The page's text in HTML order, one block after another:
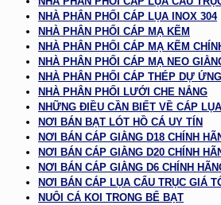
NHÀ PHÂN PHỐI CÁP LỤA INOX 304
NHÀ PHÂN PHỐI CÁP MẠ KẼM
NHÀ PHÂN PHỐI CÁP MẠ KẼM
NHÀ PHÂN PHỐI CÁP MẠ NEO
NHÀ PHÂN PHỐI CÁP THÉP DỰ
NHÀ PHÂN PHỐI LƯỚI CHE NẮNG
NHỮNG ĐIỀU CẦN BIẾT VỀ CÁP
NƠI BÁN BẠT LÓT HỒ CÁ UY TÍN
NƠI BÁN CÁP GIẰNG D18 CHÍNH
NƠI BÁN CÁP GIẰNG D20 CHÍNH
NƠI BÁN CÁP GIẰNG D6 CHÍNH
NƠI BÁN CÁP LỤA CẨU TRỤC GIÁ
NUÔI CÁ KOI TRONG BỂ BẠT